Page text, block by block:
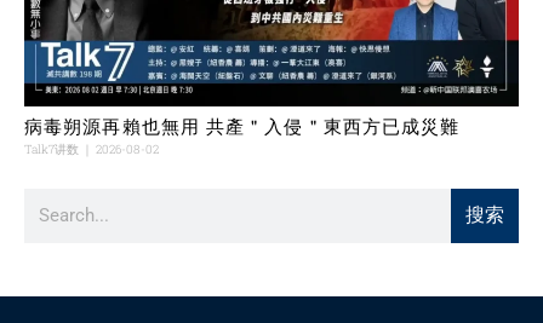
病毒朔源再賴也無用 共產＂入侵＂東西方已成災難
Talk7讲数 2026-08-02
搜索